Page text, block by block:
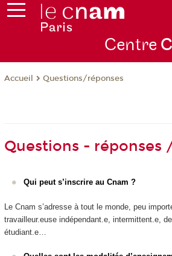
Centre
Accueil Questions/réponses
Questions - réponses
Qui peut s’inscrire au Cnam ?
Le Cnam s’adresse à tout le monde, peu
travailleur.euse indépendant.e, intermittent.e,
étudiant.e…